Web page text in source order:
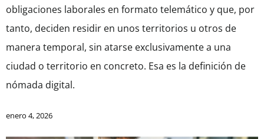
obligaciones laborales en formato telemático y que, por
tanto, deciden residir en unos territorios u otros de
manera temporal, sin atarse exclusivamente a una
ciudad o territorio en concreto. Esa es la definición de
nómada digital.
enero 4, 2026